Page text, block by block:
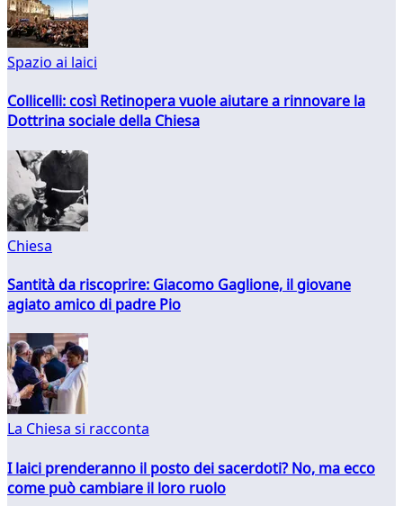
Spazio ai laici
Collicelli: così Retinopera vuole aiutare a rinnovare la
Dottrina sociale della Chiesa
Chiesa
Santità da riscoprire: Giacomo Gaglione, il giovane
agiato amico di padre Pio
La Chiesa si racconta
I laici prenderanno il posto dei sacerdoti? No, ma ecco
come può cambiare il loro ruolo